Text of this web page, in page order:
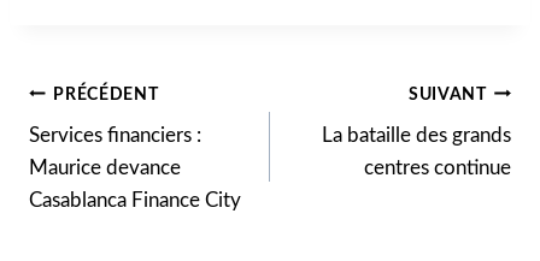
Navigation
de
l’article
PRÉCÉDENT
Services financiers :
Maurice devance
Casablanca Finance City
SUIVANT
La bataille des grands
centres continue